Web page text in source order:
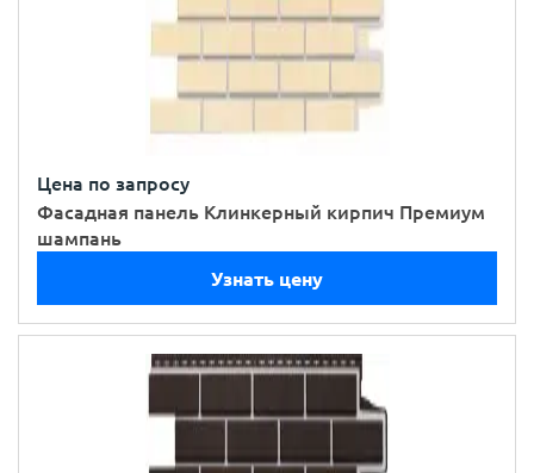
Цена по запросу
Фасадная панель Клинкерный кирпич Премиум
шампань
Узнать цену